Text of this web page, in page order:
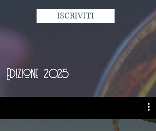
ISCRIVITI
Edizione 2025